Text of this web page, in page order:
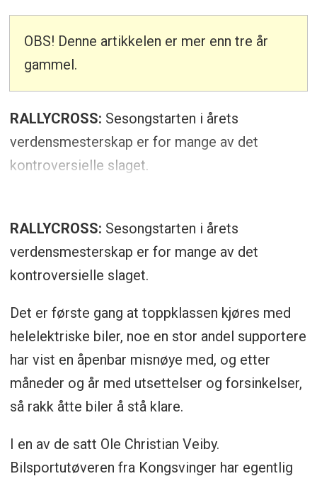
OBS! Denne artikkelen er mer enn tre år
gammel.
RALLYCROSS: Sesongstarten i årets
verdensmesterskap er for mange av det
kontroversielle slaget.
RALLYCROSS: Sesongstarten i årets
verdensmesterskap er for mange av det
kontroversielle slaget.
Det er første gang at toppklassen kjøres med
helelektriske biler, noe en stor andel supportere
har vist en åpenbar misnøye med, og etter
måneder og år med utsettelser og forsinkelser,
så rakk åtte biler å stå klare.
I en av de satt Ole Christian Veiby.
Bilsportutøveren fra Kongsvinger har egentlig